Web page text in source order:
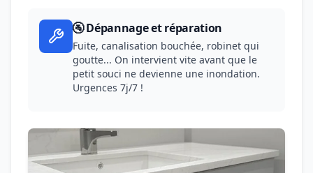
🚰 Dépannage et réparation
Fuite, canalisation bouchée, robinet qui
goutte... On intervient vite avant que le
petit souci ne devienne une inondation.
Urgences 7j/7 !